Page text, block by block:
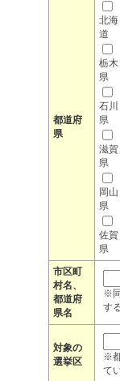
都道府
県
北海
道
栃木
県
石川
県
滋賀
県
岡山
県
佐賀
県
市区町
村名、
都道府
県名
※
す
対象の
選挙区
※
て